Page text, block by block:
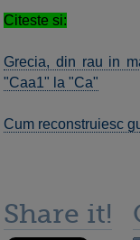
Citeste si:
Grecia, din rau in
"Caa1" la "Ca"
Cum reconstruiesc
Share it!